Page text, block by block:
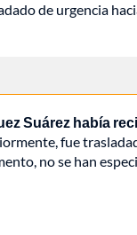
de urgencia
Suárez había
fue
no se han